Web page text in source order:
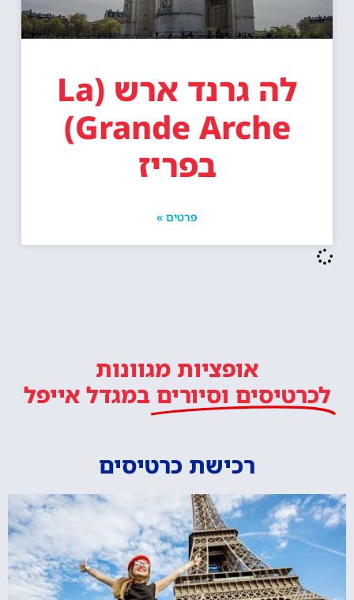
לה גרנד ארש (La
Grande Arche)
בפריז
פרטים »
אופציות מגוונות
לכרטיסים וסיורים במגדל אייפל
רכישת כרטיסים